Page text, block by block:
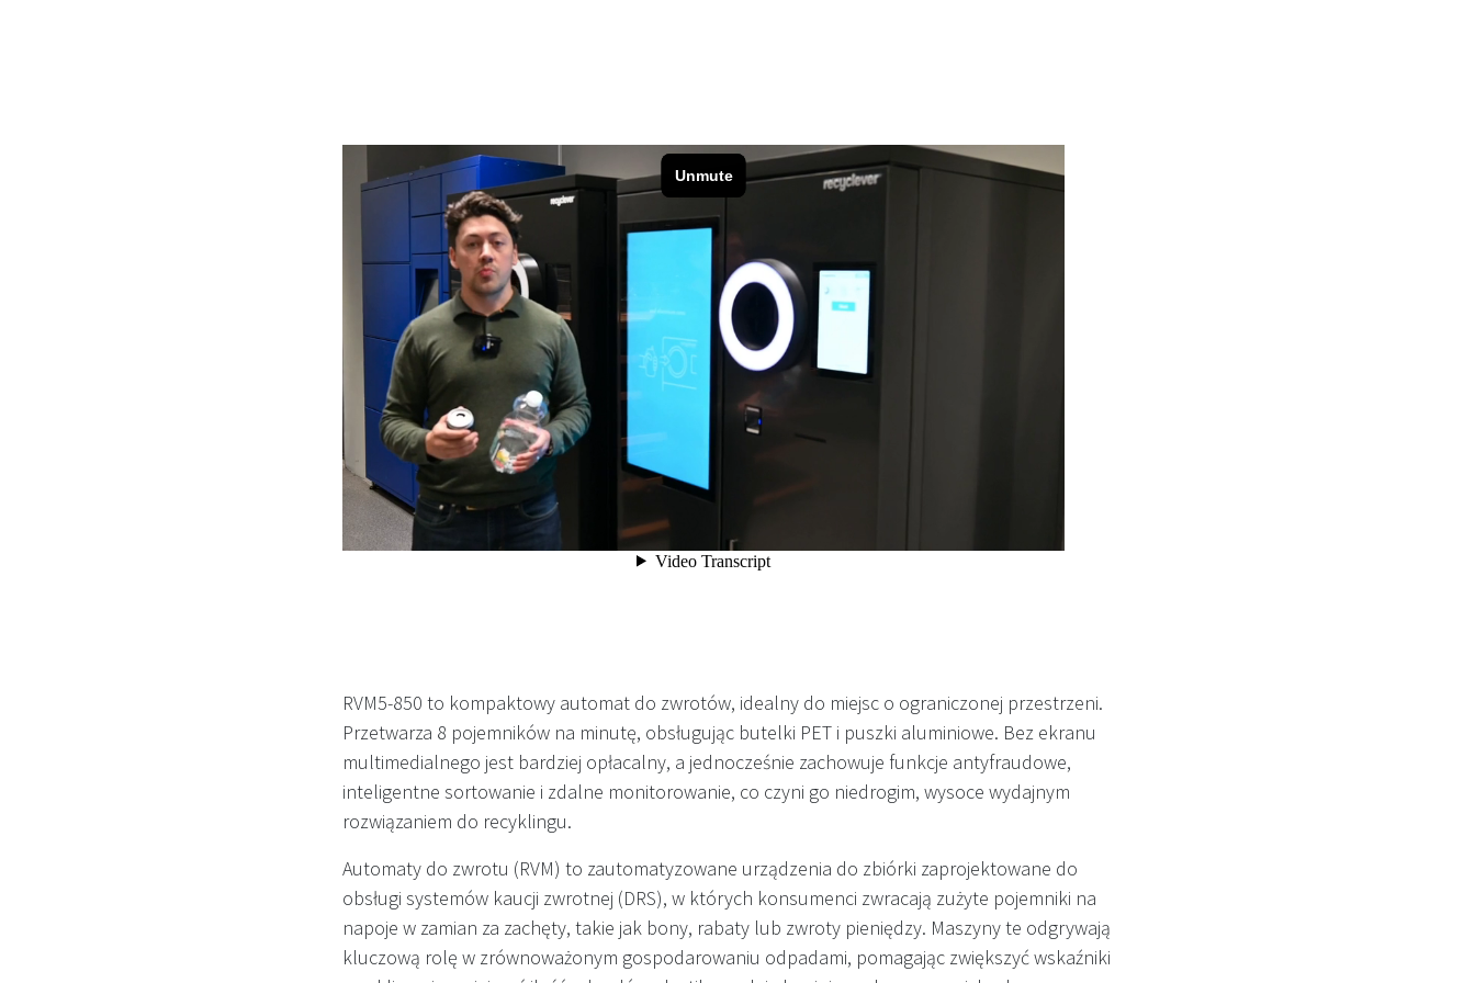
RVM5-850 to kompaktowy automat do zwrotów, idealny do miejsc o ograniczonej przestrzeni.
Przetwarza 8 pojemników na minutę, obsługując butelki PET i puszki aluminiowe. Bez ekranu
multimedialnego jest bardziej opłacalny, a jednocześnie zachowuje funkcje antyfraudowe,
inteligentne sortowanie i zdalne monitorowanie, co czyni go niedrogim, wysoce wydajnym
rozwiązaniem do recyklingu.
Automaty do zwrotu (RVM) to zautomatyzowane urządzenia do zbiórki zaprojektowane do
obsługi systemów kaucji zwrotnej (DRS), w których konsumenci zwracają zużyte pojemniki na
napoje w zamian za zachęty, takie jak bony, rabaty lub zwroty pieniędzy. Maszyny te odgrywają
kluczową rolę w zrównoważonym gospodarowaniu odpadami, pomagając zwiększyć wskaźniki